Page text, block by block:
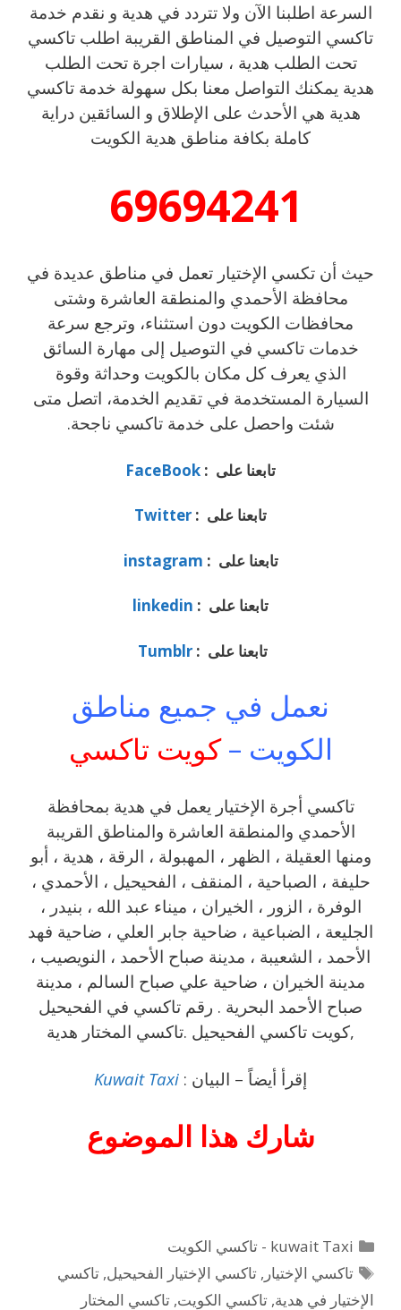
السرعة اطلبنا الآن ولا تتردد في هدية و نقدم خدمة
تاكسي التوصيل في المناطق القريبة اطلب تاكسي
تحت الطلب هدية ، سيارات اجرة تحت الطلب
هدية يمكنك التواصل معنا بكل سهولة خدمة تاكسي
هدية هي الأحدث على الإطلاق و السائقين دراية
كاملة بكافة مناطق هدية الكويت
69694241
حيث أن تكسي الإختيار تعمل في مناطق عديدة في
محافظة الأحمدي والمنطقة العاشرة وشتى
محافظات الكويت دون استثناء، وترجع سرعة
خدمات تاكسي في التوصيل إلى مهارة السائق
الذي يعرف كل مكان بالكويت وحداثة وقوة
السيارة المستخدمة في تقديم الخدمة، اتصل متى
شئت واحصل على خدمة تاكسي ناجحة.
تابعنا على : FaceBook
تابعنا على : Twitter
تابعنا على : instagram
تابعنا على : linkedin
تابعنا على :Tumblr
نعمل في جميع مناطق
الكويت –كويت تاكسي
تاكسي أجرة الإختيار يعمل في هدية بمحافظة
الأحمدي والمنطقة العاشرة والمناطق القريبة
‎ومنها العقيلة ، الظهر ، المهبولة ، الرقة ، هدية ، أبو
حليفة ، الصباحية ، المنقف ، الفحيحيل ، الأحمدي ،
الوفرة ، الزور ، الخيران ، ميناء عبد الله ، بنيدر ،
الجليعة ، الضباعية ، ضاحية جابر العلي ، ضاحية فهد
الأحمد ، الشعيبة ، مدينة صباح الأحمد ، النويصيب ،
مدينة الخيران ، ضاحية علي صباح السالم ، مدينة
صباح الأحمد البحرية . رقم تاكسي في الفحيحيل
,كويت تاكسي الفحيحيل .تاكسي المختار هدية
إقرأ أيضاً – البيان : Kuwait Taxi
شارك هذا الموضوع
التصنيفات
kuwait Taxi - تاكسي الكويت
الوسوم
تاكسي الإختيار ,تاكسي الإختيار الفحيحيل,تاكسي
الإختيار في هدية, تاكسي الكويت, تاكسي المختار